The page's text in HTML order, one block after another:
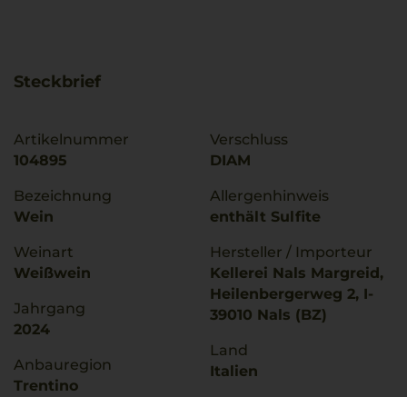
Steckbrief
Artikelnummer
104895
Bezeichnung
Wein
Weinart
Weißwein
Jahrgang
2024
Anbauregion
Trentino
Verschluss
DIAM
Allergenhinweis
enthält Sulfite
Hersteller / Importeur
Kellerei Nals Margreid,
Heilenbergerweg 2, I-
39010 Nals (BZ)
Land
Italien